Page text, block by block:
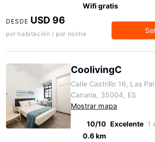
Wifi gratis
DESDE USD 96
por habitación / por noche
CoolivingC
Calle Castrillo 16, Las
Canaria, 35004, ES
Mostrar mapa
10/10 Excelente 1
0.6 km